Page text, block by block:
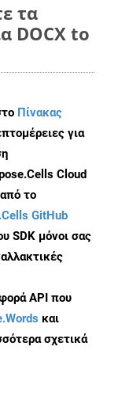
τα
DOCX to
Πίνακας
για
Cloud
το
GitHub
SDK μόνοι σας
API που
και
σχετικά